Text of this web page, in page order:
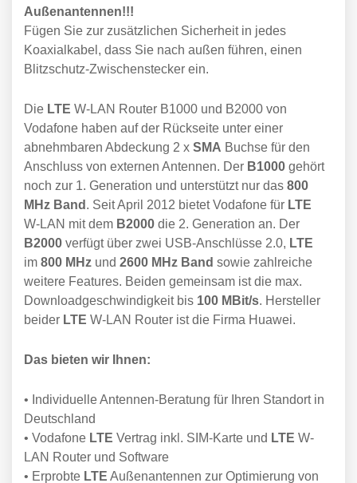
Außenantennen!!!
Fügen Sie zur zusätzlichen Sicherheit in jedes
Koaxialkabel, dass Sie nach außen führen, einen
Blitzschutz-Zwischenstecker ein.
Die LTE W-LAN Router B1000 und B2000 von
Vodafone haben auf der Rückseite unter einer
abnehmbaren Abdeckung 2 x SMA Buchse für den
Anschluss von externen Antennen. Der B1000 gehört
noch zur 1. Generation und unterstützt nur das 800
MHz Band . Seit April 2012 bietet Vodafone für LTE
W-LAN mit dem B2000 die 2. Generation an. Der
B2000 verfügt über zwei USB-Anschlüsse 2.0, LTE
im 800 MHz und 2600 MHz Band sowie zahlreiche
weitere Features. Beiden gemeinsam ist die max.
Downloadgeschwindigkeit bis 100 MBit/s. Hersteller
beider LTE W-LAN Router ist die Firma Huawei.
Das bieten wir Ihnen:
• Individuelle Antennen-Beratung für Ihren Standort in
Deutschland
• Vodafone LTE Vertrag inkl. SIM-Karte und LTE W-
LAN Router und Software
• Erprobte LTE Außenantennen zur Optimierung von